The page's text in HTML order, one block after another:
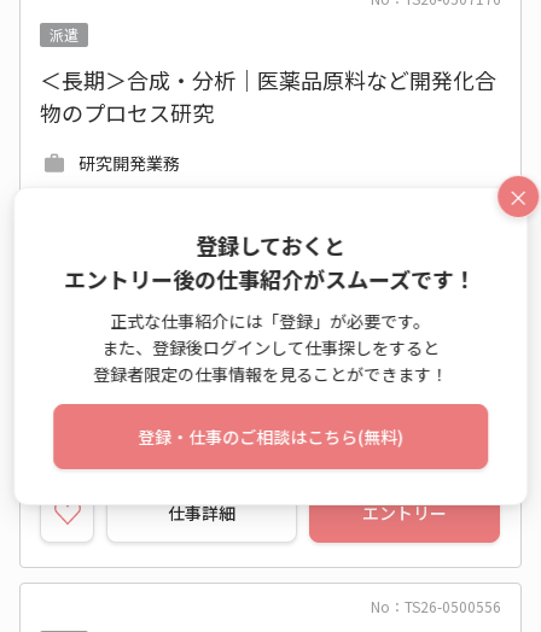
派遣
＜長期＞合成・分析｜医薬品原料など開発化合
物のプロセス研究
研究開発業務
月収例 283,790円～291,460円
8:00～16:40 週5日 (土日祝休み)
静岡県 駿東郡長泉町
ＪＲ御殿場線 下土狩駅
2027年01月上旬～長期
開始日相談OK
英語使用 休憩室あり
仕事詳細 エントリー
No：TS26-0500556
×
登録しておくと
エントリー後の仕事紹介がスムーズです！
正式な仕事紹介には「登録」が必要です。
また、登録後ログインして仕事探しをすると
登録者限定の仕事情報を見ることができます！
登録・仕事のご相談はこちら(無料)